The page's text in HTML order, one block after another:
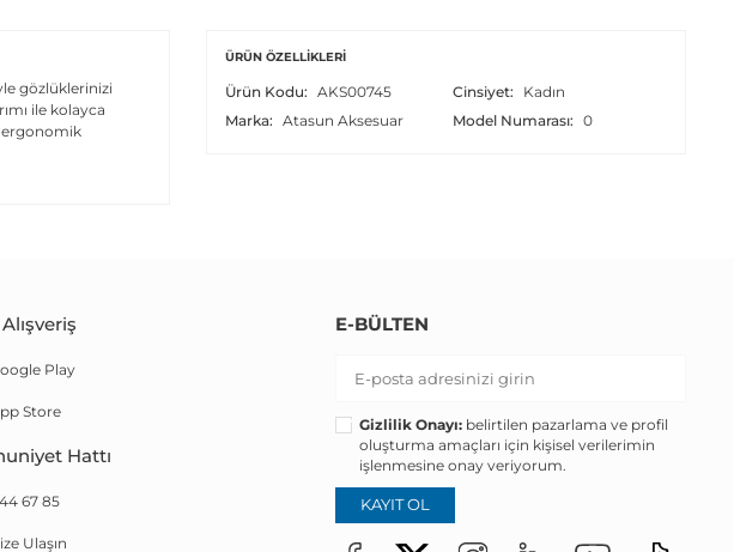
gözlüklerinizi
ile kolayca
ergonomik
ÜRÜN ÖZELLIKLERI
Ürün Kodu: AKS00745
Marka: Atasun Aksesuar
Cinsiyet:
Kadın
Model Numarası:
0
Play
Store
Hattı
67 85
Ulaşın
E-BÜLTEN
Gizlilik Onayı:belirtilen pazarlama ve profil
oluşturma amaçları için kişisel verilerimin
işlenmesine onay veriyorum.
KAYIT OL